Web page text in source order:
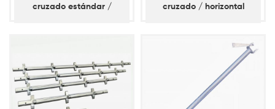
cruzado estándar /
cruzado / horizontal